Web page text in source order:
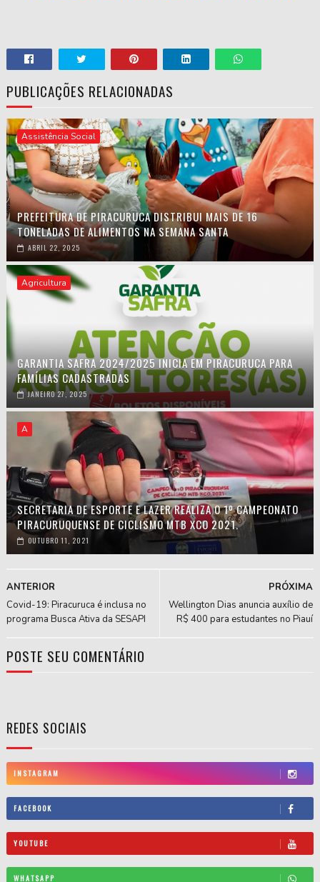
PUBLICAÇÕES RELACIONADAS
Assistência Social
PREFEITURA DE PIRACURUCA DISTRIBUI MAIS DE 16
TONELADAS DE ALIMENTOS NA SEMANA SANTA
ABRIL 22, 2025
Agricultura
GARANTIA SAFRA 2024/2025 INICIA EM PIRACURUCA PARA
FAMÍLIAS CADASTRADAS
JANEIRO 27, 2025
A
SECRETARIA DE ESPORTE E LAZER REALIZA O 1º CAMPEONATO
PIRACURUQUENSE DE CICLISMO MTB XCO 2021.
OUTUBRO 11, 2021
PRÓXIMA
Wellington Dias anuncia auxílio de
R$ 400 para estudantes no Piauí
ANTERIOR
Covid-19: Piracuruca é inclusa no
programa Busca Ativa da SESAPI
POSTE SEU COMENTÁRIO
REDES SOCIAIS
INSTAGRAM
FACEBOOK
YOUTUBE
WHATSAPP